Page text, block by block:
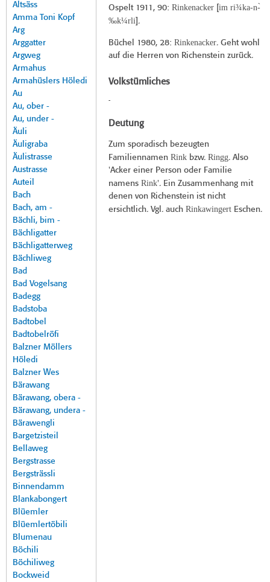
Altsäss
Amma Toni Kopf
Arg
Arggatter
Argweg
Armahus
Armahüslers Höledi
Au
Au, ober -
Au, under -
Äuli
Äuligraba
Äulistrasse
Austrasse
Auteil
Bach
Bach, am -
Bächli, bim -
Bächligatter
Bächligatterweg
Bächliweg
Bad
Bad Vogelsang
Badegg
Badstoba
Badtobel
Badtobelröfi
Balzner Möllers
Höledi
Balzner Wes
Bärawang
Bärawang, obera -
Bärawang, undera -
Bärawengli
Bargetzisteil
Bellaweg
Bergstrasse
Bergsträssli
Binnendamm
Blankabongert
Blüemler
Blüemlertöbili
Blumenau
Böchili
Böchiliweg
Bockweid
Ospelt 1911 , 90: Rinkenacker[ im ri¾ka-n-̀
‰k¼rli].
Büchel 1980, 28: Rinkenacker. Geht wohl
auf die Herren von Richenstein zurück.
Volkstümliches
-
Deutung
Zum sporadisch bezeugten
Familiennamen Rinkbzw. Ringg. Also
'Acker einer Person oder Familie
namens Rink'. Ein Zusammenhang mit
denen von Richenstein ist nicht
ersichtlich. Vgl. auch RinkawingertEschen.